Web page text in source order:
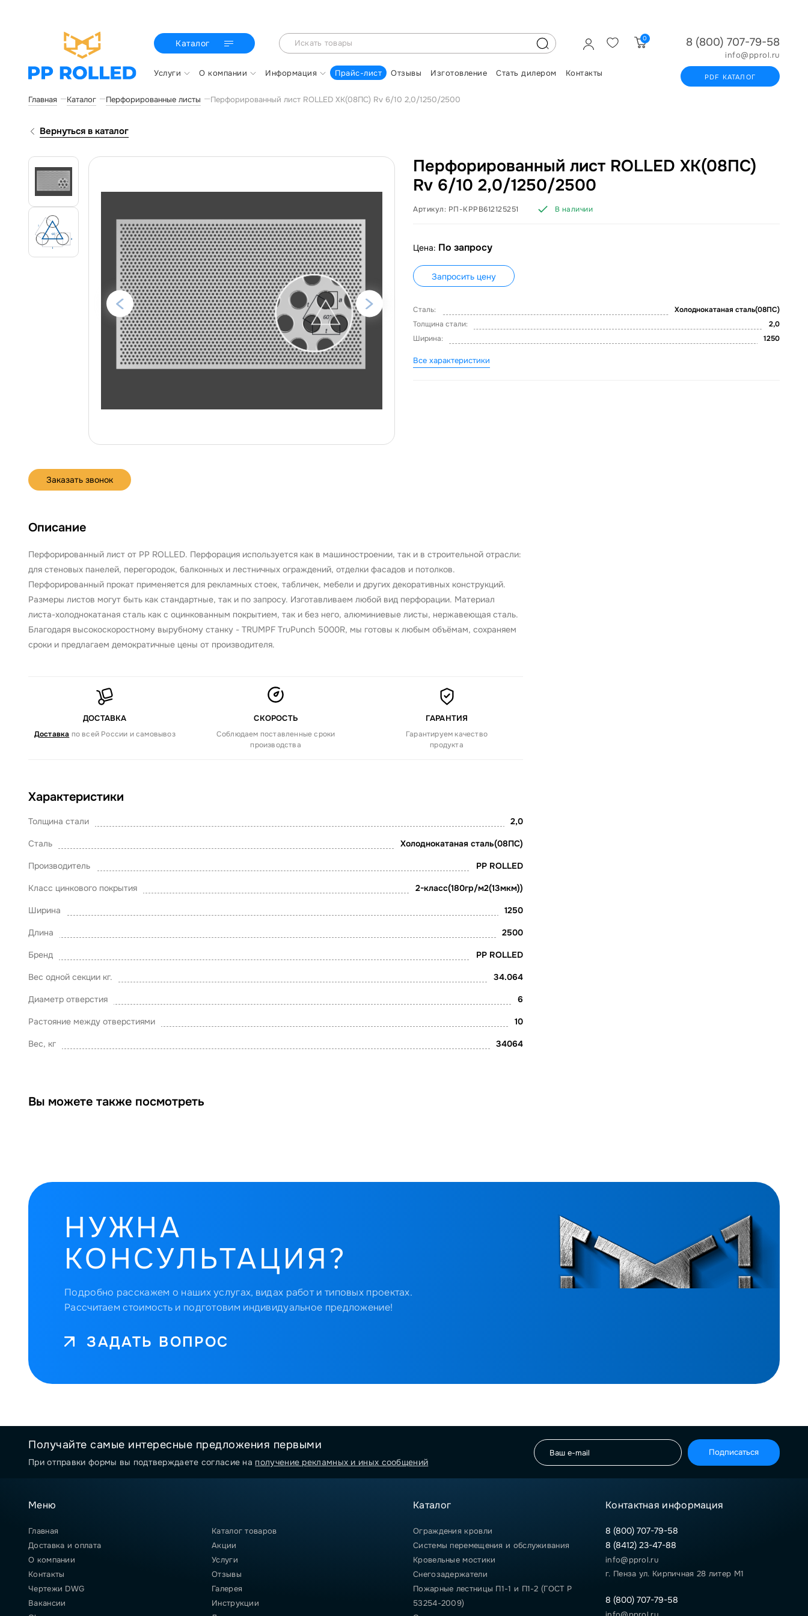
Каталог 0
Услуги О компании Информация Прайс-лист Отзывы Изготовление Стать дилером Контакты
8 (800) 707-79-58
info@pprol.ru
PDF КАТАЛОГ
Главная Каталог Перфорированные листы Перфорированный лист ROLLED ХК(08ПС) Rv 6/10 2,0/1250/2500
Вернуться в каталог
Заказать звонок
Перфорированный лист ROLLED ХК(08ПС)
Rv 6/10 2,0/1250/2500
Артикул: РП-КРРВ612125251 В наличии
Цена: По запросу
Запросить цену
Сталь:
Холоднокатаная сталь(08ПС)
Толщина стали:
2,0
Ширина:
1250
Все характеристики
Описание
Перфорированный лист от PP ROLLED. Перфорация используется как в машиностроении, так и в строительной отрасли:
для стеновых панелей, перегородок, балконных и лестничных ограждений, отделки фасадов и потолков.
Перфорированный прокат применяется для рекламных стоек, табличек, мебели и других декоративных конструкций.
Размеры листов могут быть как стандартные, так и по запросу. Изготавливаем любой вид перфорации. Материал
листа-холоднокатаная сталь как с оцинкованным покрытием, так и без него, алюминиевые листы, нержавеющая сталь.
Благодаря высокоскоростному вырубному станку - TRUMPF TruPunch 5000R, мы готовы к любым объёмам, сохраняем
сроки и предлагаем демократичные цены от производителя.
ДОСТАВКА
Доставка по всей России и самовывоз
СКОРОСТЬ
Соблюдаем поставленные сроки
производства
ГАРАНТИЯ
Гарантируем качество
продукта
Характеристики
Толщина стали 2,0
Сталь Холоднокатаная сталь(08ПС)
Производитель PP ROLLED
Класс цинкового покрытия 2-класс(180гр/м2(13мкм))
Ширина 1250
Длина 2500
Бренд PP ROLLED
Вес одной секции кг. 34.064
Диаметр отверстия 6
Растояние между отверстиями 10
Вес, кг 34064
Вы можете также посмотреть
НУЖНА
КОНСУЛЬТАЦИЯ?
Подробно расскажем о наших услугах, видах работ и типовых проектах.
Рассчитаем стоимость и подготовим индивидуальное предложение!
ЗАДАТЬ ВОПРОС
Получайте самые интересные предложения первыми
При отправки формы вы подтверждаете согласие на получение рекламных и иных сообщений
Подписаться
Меню
Главная
Каталог товаров
Доставка и оплата
Акции
О компании
Услуги
Контакты
Отзывы
Чертежи DWG
Галерея
Вакансии
Инструкции
Каталог
Ограждения кровли
Системы перемещения и обслуживания
Кровельные мостики
Снегозадержатели
Пожарные лестницы П1-1 и П1-2 (ГОСТ Р
53254-2009)
Контактная информация
8 (800) 707-79-58
8 (8412) 23-47-88
info@pprol.ru
г. Пенза ул. Кирпичная 28 литер М1
8 (800) 707-79-58